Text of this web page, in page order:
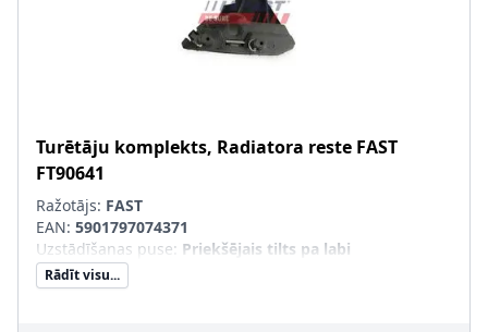
Turētāju komplekts, Radiatora reste FAST
FT90641
Ražotājs: FAST
EAN: 5901797074371
Uzstādīšanas puse: Priekšējais tilts pa labi
Rādīt visu...